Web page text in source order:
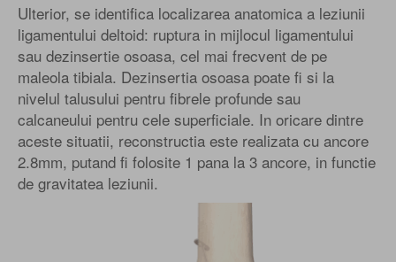
Ulterior, se identifica localizarea anatomica a leziunii
ligamentului deltoid: ruptura in mijlocul ligamentului
sau dezinsertie osoasa, cel mai frecvent de pe
maleola tibiala. Dezinsertia osoasa poate fi si la
nivelul talusului pentru fibrele profunde sau
calcaneului pentru cele superficiale. In oricare dintre
aceste situatii, reconstructia este realizata cu ancore
2.8mm, putand fi folosite 1 pana la 3 ancore, in functie
de gravitatea leziunii.